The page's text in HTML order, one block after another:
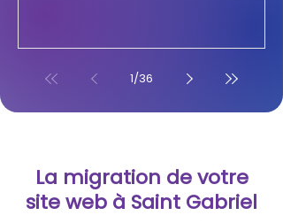
1/36
La migration de votre
site web à Saint Gabriel